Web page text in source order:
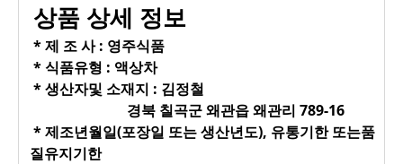
상품 상세 정보
* 제 조 사 : 영주식품
* 식품유형 : 액상차
* 생산자및 소재지 : 김정철
경북 칠곡군 왜관읍 왜관리 789-16
* 제조년월일(포장일 또는 생산년도), 유통기한 또는품
질유지기한